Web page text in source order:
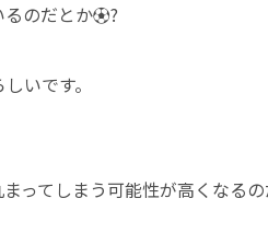
のだとか⚽️?
いです。
ってしまう可能性が高くなるの